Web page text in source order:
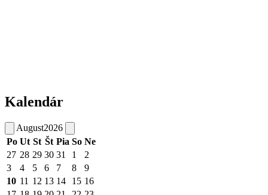
Kalendár
August2026
Po Ut St Št Pia So Ne
27 28 29 30 31 1
2
3
4 5 6 7 8
9
10 11 12 13 14 15 16